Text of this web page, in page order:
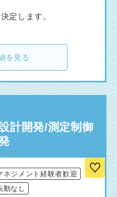
定します。
を見る
計開発/測定制御
ネジメント経験者歓迎
勤なし